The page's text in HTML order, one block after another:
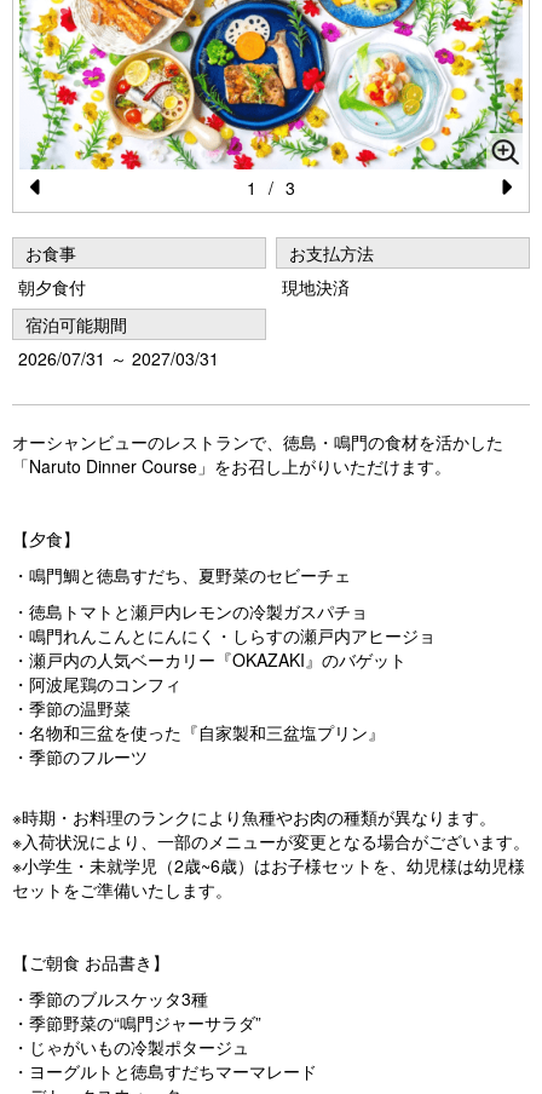
Pr
e
vi
o
u
s
N
1 / 3
お食事
朝夕食付
お支払方法
現地決済
宿泊可能期間
2026/07/31 ～ 2027/03/31
オーシャンビューのレストランで、徳島・鳴門の食材を活かした
「Naruto Dinner Course」をお召し上がりいただけます。
【夕食】
・鳴門鯛と徳島すだち、夏野菜のセビーチェ
・徳島トマトと瀬戸内レモンの冷製ガスパチョ
・鳴門れんこんとにんにく・しらすの瀬戸内アヒージョ
・瀬戸内の人気ベーカリー『OKAZAKI』のバゲット
・阿波尾鶏のコンフィ
・季節の温野菜
・名物和三盆を使った『自家製和三盆塩プリン』
・季節のフルーツ
※時期・お料理のランクにより魚種やお肉の種類が異なります。
※入荷状況により、一部のメニューが変更となる場合がございます。
※小学生・未就学児（2歳~6歳）はお子様セットを、幼児様は幼児様
セットをご準備いたします。
【ご朝食 お品書き】
・季節のブルスケッタ3種
・季節野菜の“鳴門ジャーサラダ”
・じゃがいもの冷製ポタージュ
・ヨーグルトと徳島すだちマーマレード